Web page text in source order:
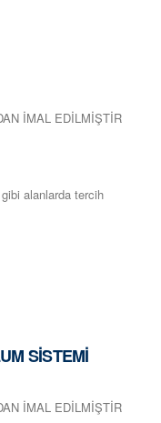
İMAL EDİLMİŞTİR
alanlarda tercih
SİSTEMİ
İMAL EDİLMİŞTİR